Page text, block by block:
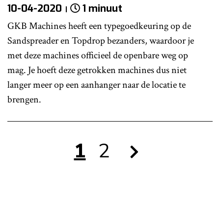
10-04-2020 1 minuut
GKB Machines heeft een typegoedkeuring op de
Sandspreader en Topdrop bezanders, waardoor je
met deze machines officieel de openbare weg op
mag. Je hoeft deze getrokken machines dus niet
langer meer op een aanhanger naar de locatie te
brengen.
1 2